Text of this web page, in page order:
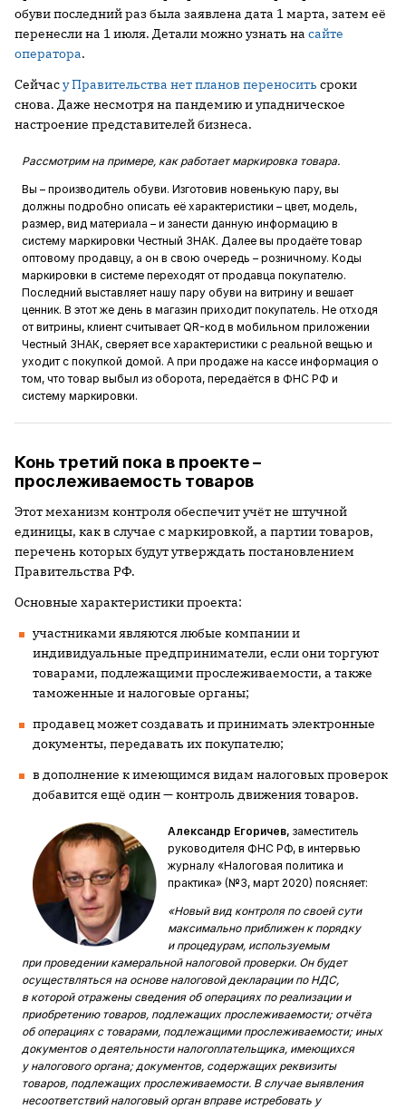
обуви последний раз была заявлена дата 1 марта, затем её
перенесли на 1 июля. Детали можно узнать на сайте
оператора.
Сейчасу Правительства нет планов переносить сроки
снова. Даже несмотря на пандемию и упадническое
настроение представителей бизнеса.
Рассмотрим на примере, как работает маркировка товара.
Вы – производитель обуви. Изготовив новенькую пару, вы
должны подробно описать её характеристики – цвет, модель,
размер, вид материала – и занести данную информацию в
систему маркировки Честный ЗНАК. Далее вы продаёте товар
оптовому продавцу, а он в свою очередь – розничному. Коды
маркировки в системе переходят от продавца покупателю.
Последний выставляет нашу пару обуви на витрину и вешает
ценник. В этот же день в магазин приходит покупатель. Не отходя
от витрины, клиент считывает QR-код в мобильном приложении
Честный ЗНАК, сверяет все характеристики с реальной вещью и
уходит с покупкой домой. А при продаже на кассе информация о
том, что товар выбыл из оборота, передаётся в ФНС РФ и
систему маркировки.
Конь третий пока в проекте –
прослеживаемость товаров
Этот механизм контроля обеспечит учёт не штучной
единицы, как в случае с маркировкой, а партии товаров,
перечень которых будут утверждать постановлением
Правительства РФ.
Основные характеристики проекта:
участниками являются любые компании и
индивидуальные предприниматели, если они торгуют
товарами, подлежащими прослеживаемости, а также
таможенные и налоговые органы;
продавец может создавать и принимать электронные
документы, передавать их покупателю;
в дополнение к имеющимся видам налоговых проверок
добавится ещё один — контроль движения товаров.
Александр Егоричев, заместитель
руководителя ФНС РФ, в интервью
журналу «Налоговая политика и
практика» (№3, март 2020) поясняет:
«Новый вид контроля по своей сути
максимально приближен к порядку
и процедурам, используемым
при проведении камеральной налоговой проверки. Он будет
осуществляться на основе налоговой декларации по НДС,
в которой отражены сведения об операциях по реализации и
приобретению товаров, подлежащих прослеживаемости; отчёта
об операциях с товарами, подлежащими прослеживаемости; иных
документов о деятельности налогоплательщика, имеющихся
у налогового органа; документов, содержащих реквизиты
товаров, подлежащих прослеживаемости. В случае выявления
несоответствий налоговый орган вправе истребовать у